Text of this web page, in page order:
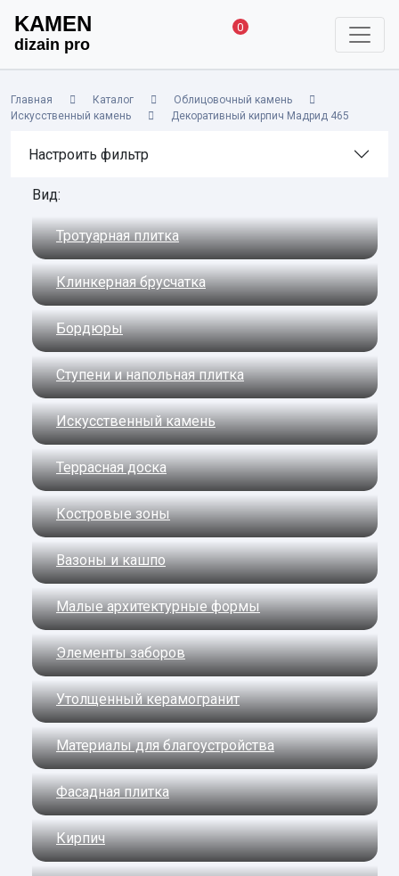
KAMEN
dizain pro
0
Главная Каталог
Облицовочный камень
Искусственный камень
Декоративный кирпич Мадрид 465
Настроить фильтр
Вид:
Тротуарная плитка
Клинкерная брусчатка
Бордюры
Ступени и напольная плитка
Искусственный камень
Террасная доска
Костровые зоны
Вазоны и кашпо
Малые архитектурные формы
Элементы заборов
Утолщенный керамогранит
Материалы для благоустройства
Фасадная плитка
Кирпич